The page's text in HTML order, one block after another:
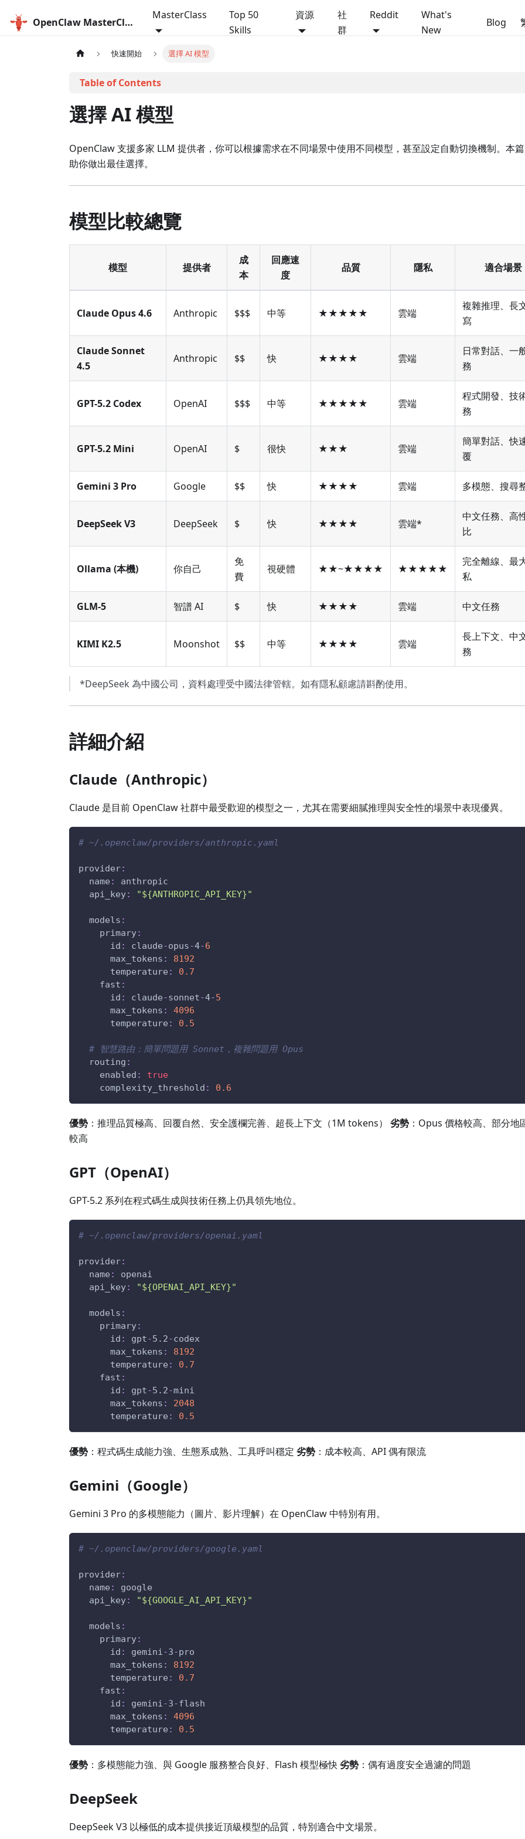
OpenClaw MasterClass
MasterClass
Top 50
Skills
資源
社
群
Reddit
What's
New
Blog
快速開始 選擇 AI 模型
選擇 AI 模型
OpenClaw 支援多家 LLM 提供者，你可以根據需求在不同場景中使用不同模型，甚至設定自動切換機制。本
助你做出最佳選擇。
模型比較總覽
模型 提供者
成
本
回應速
度
品質 隱私 適合場景
Claude Opus 4.6 Anthropic $$$ 中等 ★★★★★ 雲端
複雜推理、長
寫
Claude Sonnet
4.5
Anthropic $$ 快 ★★★★ 雲端
日常對話、一
務
GPT-5.2 Codex OpenAI $$$ 中等 ★★★★★ 雲端
程式開發、技
務
GPT-5.2 Mini OpenAI $ 很快 ★★★ 雲端
簡單對話、快
覆
Gemini 3 Pro Google $$ 快 ★★★★ 雲端 多模態、搜尋
DeepSeek V3 DeepSeek $ 快 ★★★★ 雲端*
中文任務、高
比
Ollama (本機) 你自己
免
費
視硬體 ★★~★★★★ ★★★★★
完全離線、最
私
GLM-5 智譜 AI $ 快 ★★★★ 雲端 中文任務
KIMI K2.5 Moonshot $$ 中等 ★★★★ 雲端
長上下文、中
務
*DeepSeek 為中國公司，資料處理受中國法律管轄。如有隱私顧慮請斟酌使用。
詳細介紹
Claude（Anthropic）
Claude 是目前 OpenClaw 社群中最受歡迎的模型之一，尤其在需要細膩推理與安全性的場景中表現優異。
# ~/.openclaw/providers/anthropic.yaml
provider:
name :
anthropic
api_key: "${ANTHROPIC_API_KEY}"
models :
primary:
id : claude-opus-4-6
max_tokens :
8192
temperature :
0.7
fast :
id : claude-sonnet-4-5
max_tokens :
4096
temperature : 0.5
# 智慧路由：簡單問題用 Sonnet，複雜問題用 Opus
routing :
enabled :
true
complexity_threshold : 0.6
優勢 ：推理品質極高、回覆自然、安全護欄完善、超長上下文（1M tokens） 劣勢 ：Opus 價格較高、部分地
較高
GPT（OpenAI）
GPT-5.2 系列在程式碼生成與技術任務上仍具領先地位。
# ~/.openclaw/providers/openai.yaml
provider:
name :
openai
api_key: "${OPENAI_API_KEY}"
models :
primary:
id : gpt-5.2-codex
max_tokens :
8192
temperature :
0.7
fast :
id : gpt-5.2-mini
max_tokens :
2048
temperature : 0.5
優勢 ：程式碼生成能力強、生態系成熟、工具呼叫穩定 劣勢 ：成本較高、API 偶有限流
Gemini（Google）
Gemini 3 Pro 的多模態能力（圖片、影片理解）在 OpenClaw 中特別有用。
# ~/.openclaw/providers/google.yaml
provider:
name :
google
api_key: "${GOOGLE_AI_API_KEY}"
models :
primary:
id : gemini-3-pro
max_tokens :
8192
temperature :
0.7
fast :
id : gemini-3-flash
max_tokens :
4096
temperature : 0.5
優勢 ：多模態能力強、與 Google 服務整合良好、Flash 模型極快劣勢 ：偶有過度安全過濾的問題
DeepSeek
DeepSeek V3 以極低的成本提供接近頂級模型的品質，特別適合中文場景。